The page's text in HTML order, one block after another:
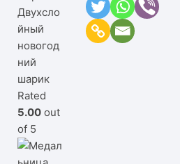
Двухсло
йный
новогод
ний
шарик
Rated
5.00 out
of 5